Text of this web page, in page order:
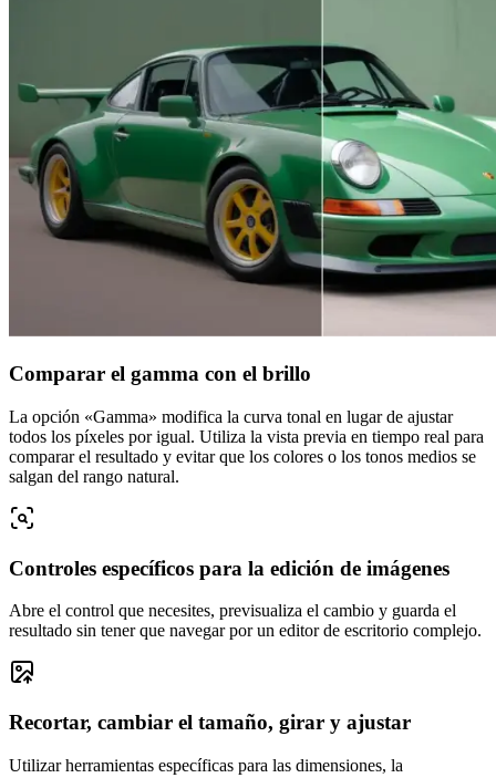
Comparar el gamma con el brillo
La opción «Gamma» modifica la curva tonal en lugar de ajustar
todos los píxeles por igual. Utiliza la vista previa en tiempo real para
comparar el resultado y evitar que los colores o los tonos medios se
salgan del rango natural.
Controles específicos para la edición de imágenes
Abre el control que necesites, previsualiza el cambio y guarda el
resultado sin tener que navegar por un editor de escritorio complejo.
Recortar, cambiar el tamaño, girar y ajustar
Utilizar herramientas específicas para las dimensiones, la